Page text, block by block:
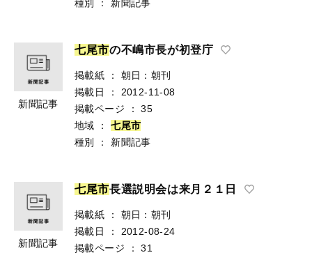
種別
： 新聞記事
新聞記事
七尾市の不嶋市長が初登庁
掲載紙 ：
朝日：朝刊
掲載日
：
2012-11-08
掲載ページ
：
35
地域
： 七尾市
種別
： 新聞記事
新聞記事
七尾市長選説明会は来月２１日
掲載紙 ：
朝日：朝刊
掲載日
：
2012-08-24
掲載ページ
：
31